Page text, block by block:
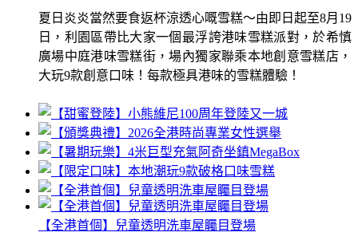
夏日炎炎當然要食返杯涼透心嘅雪糕～由即日起至8月19
日，利園區帶比大家一個最浮誇港味雪糕派對，於希慎
廣場中庭港味雪糕街，場內獨家聯乘本地創意雪糕店，
大玩9款創意口味！每款極具港味的雪糕體驗！
【全港首個】兒童透明洗車屋矚目登場